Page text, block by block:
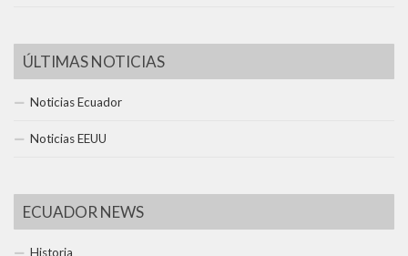
ÚLTIMAS NOTICIAS
Noticias Ecuador
Noticias EEUU
ECUADOR NEWS
Historia